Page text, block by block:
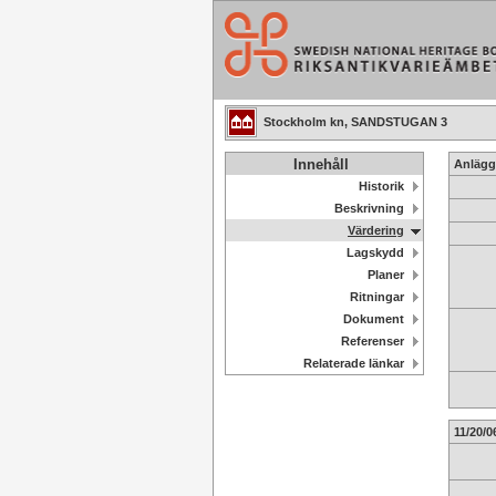
Stockholm kn, SANDSTUGAN 3
Innehåll
Historik
Beskrivning
Värdering
Lagskydd
Planer
Ritningar
Dokument
Referenser
Relaterade länkar
11/20/